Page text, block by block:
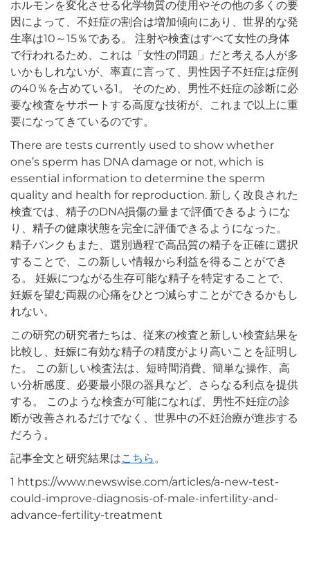
ホルモンを変化させる化学物質の使用やその他の多くの要
因によって、不妊症の割合は増加傾向にあり、世界的な発
生率は10～15％である。 注射や検査はすべて女性の身体
で行われるため、これは「女性の問題」だと考える人が多
いかもしれないが、率直に言って、男性因子不妊症は症例
の40％を占めている1。 そのため、男性不妊症の診断に必
要な検査をサポートする高度な技術が、これまで以上に重
要になってきているのです。
There are tests currently used to show whether
one’s sperm has DNA damage or not, which is
essential information to determine the sperm
quality and health for reproduction. 新しく改良された
検査では、精子のDNA損傷の量まで評価できるようにな
り、精子の健康状態を完全に評価できるようになった。
精子バンクもまた、選別過程で高品質の精子を正確に選択
することで、この新しい情報から利益を得ることができ
る。 妊娠につながる生存可能な精子を特定することで、
妊娠を望む両親の心痛をひとつ減らすことができるかもし
れない。
この研究の研究者たちは、従来の検査と新しい検査結果を
比較し、妊娠に有効な精子の精度がより高いことを証明し
た。 この新しい検査法は、短時間消費、簡単な操作、高
い分析感度、必要最小限の器具など、さらなる利点を提供
する。 このような検査が可能になれば、男性不妊症の診
断が改善されるだけでなく、世界中の不妊治療が進歩する
だろう。
記事全文と研究結果はこちら。
1 https://www.newswise.com/articles/a-new-test-
could-improve-diagnosis-of-male-infertility-and-
advance-fertility-treatment